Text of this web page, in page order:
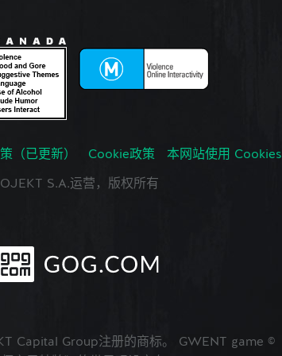
（已更新） Cookie政策 本网站使用 Cookies
S.A.运营，版权所有
Capital Group注册的商标。 GWENT game ©